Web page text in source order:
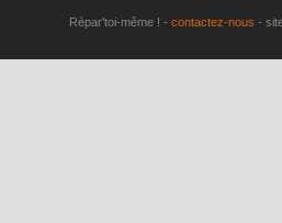
Répar'toi-même ! - contactez-nous -